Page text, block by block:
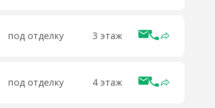
под отделку 3 этаж
под отделку 4 этаж